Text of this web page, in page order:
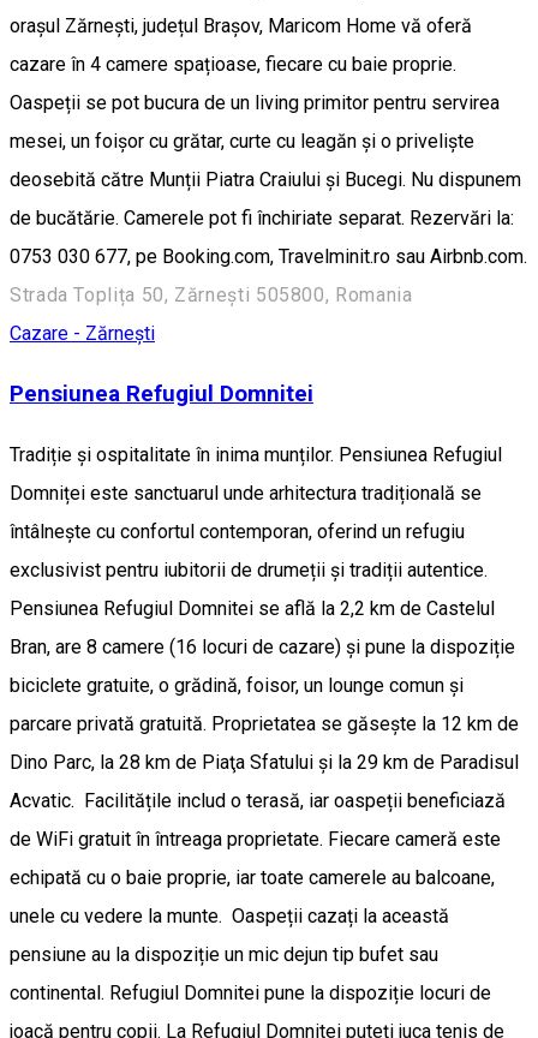
orașul Zărnești, județul Brașov, Maricom Home vă oferă
cazare în 4 camere spațioase, fiecare cu baie proprie.
Oaspeții se pot bucura de un living primitor pentru servirea
mesei, un foișor cu grătar, curte cu leagăn și o priveliște
deosebită către Munții Piatra Craiului și Bucegi. Nu dispunem
de bucătărie. Camerele pot fi închiriate separat. Rezervări la:
0753 030 677, pe Booking.com, Travelminit.ro sau Airbnb.com.
Strada Toplița 50, Zărnești 505800, Romania
Cazare - Zărnești
Pensiunea Refugiul Domnitei
Tradiție și ospitalitate în inima munților. Pensiunea Refugiul
Domniței este sanctuarul unde arhitectura tradițională se
întâlnește cu confortul contemporan, oferind un refugiu
exclusivist pentru iubitorii de drumeții și tradiții autentice.
Pensiunea Refugiul Domnitei se află la 2,2 km de Castelul
Bran, are 8 camere (16 locuri de cazare) și pune la dispoziție
biciclete gratuite, o grădină, foisor, un lounge comun și
parcare privată gratuită. Proprietatea se găsește la 12 km de
Dino Parc, la 28 km de Piaţa Sfatului și la 29 km de Paradisul
Acvatic. Facilitățile includ o terasă, iar oaspeții beneficiază
de WiFi gratuit în întreaga proprietate. Fiecare cameră este
echipată cu o baie proprie, iar toate camerele au balcoane,
unele cu vedere la munte. Oaspeții cazați la această
pensiune au la dispoziție un mic dejun tip bufet sau
continental. Refugiul Domnitei pune la dispoziție locuri de
joacă pentru copii. La Refugiul Domnitei puteți juca tenis de